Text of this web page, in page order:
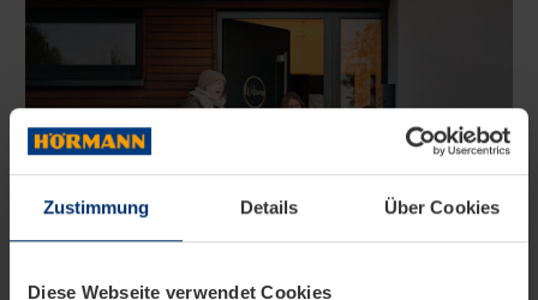
Zustimmung Details Über Cookies
Diese Webseite verwendet Cookies